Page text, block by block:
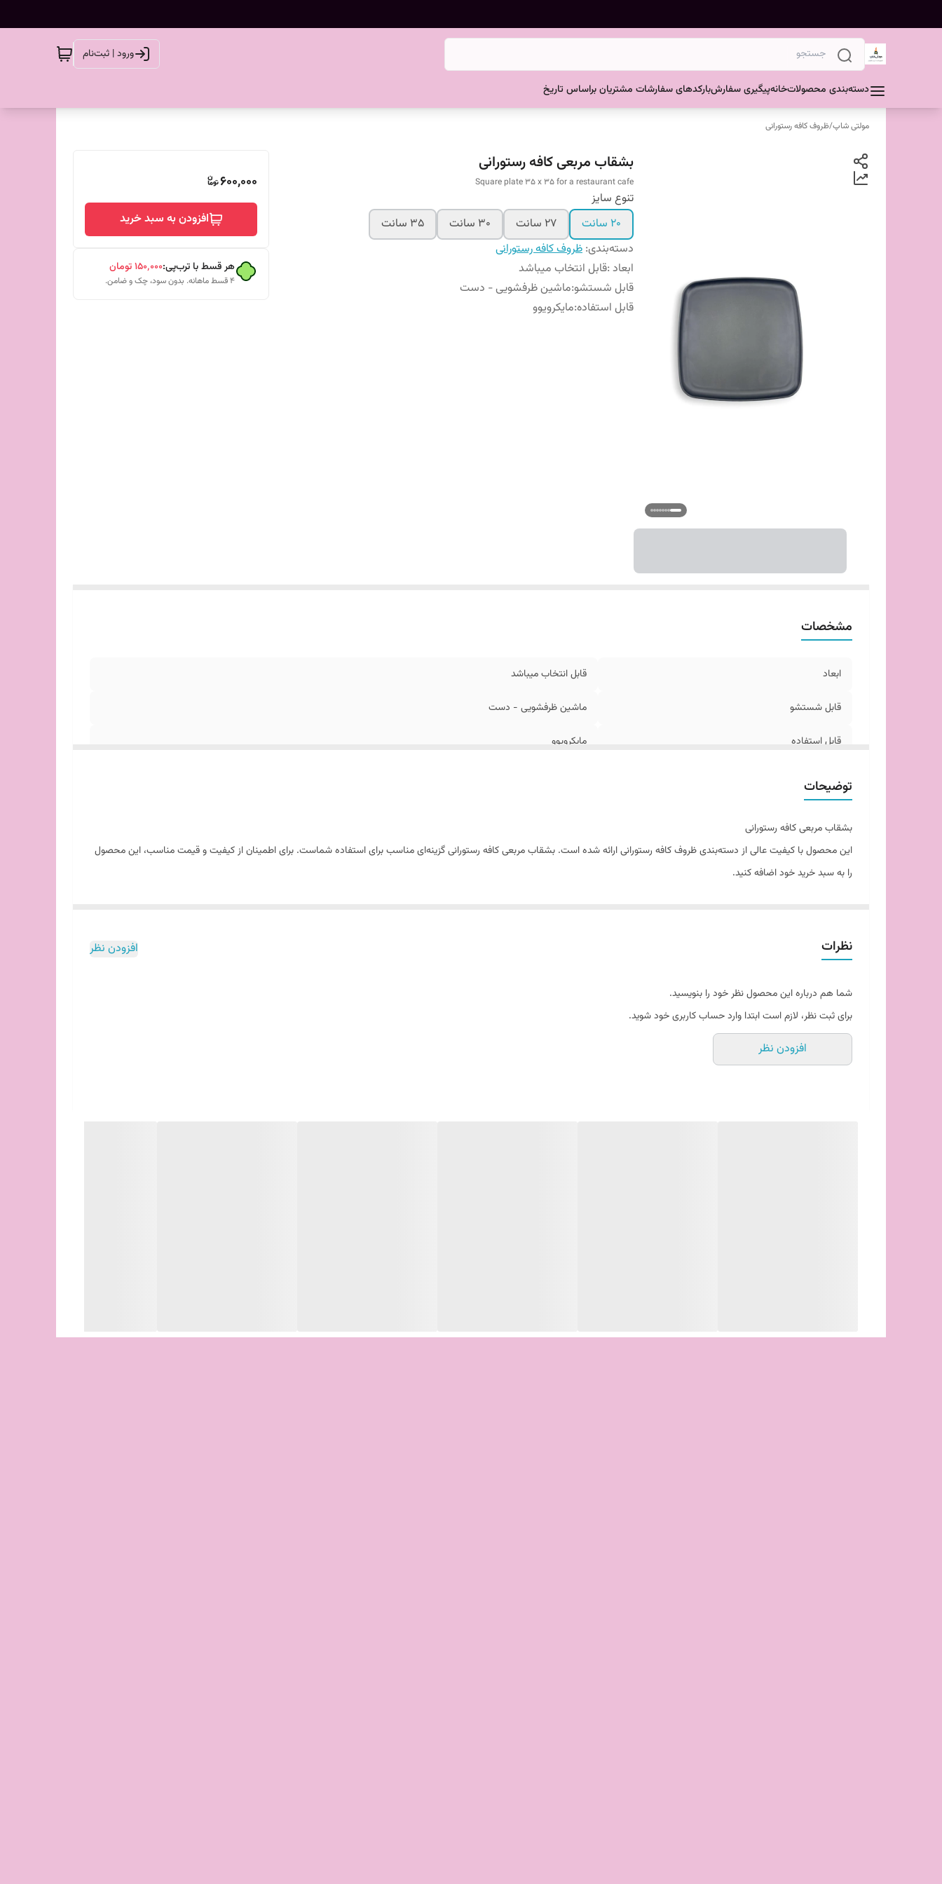
ورود | ثبت‌نام
دسته‌بندی محصولاتخانهپیگیری سفارشبارکدهای سفارشات مشتریان براساس تاریخ
مولتی شاپ/ظروف کافه رستورانی
بشقاب مربعی کافه رستورانی
Square plate 35 x 35 for a restaurant cafe
تنوع سایز
20 سانت
27 سانت 30 سانت
35 سانت
دسته‌بندی: ظروف کافه رستورانی
ابعاد :قابل انتخاب میباشد
قابل شستشو:ماشین ظرفشویی - دست
قابل استفاده:مایکرویوو
600,000
افزودن به سبد خرید
هر قسط با ترب‌پی:۱۵۰٬۰۰۰تومان
۴ قسط ماهانه. بدون سود، چک و ضامن.
مشخصات
ابعاد قابل انتخاب میباشد
قابل شستشو ماشین ظرفشویی - دست
قابل استفاده مایکرویوو
توضیحات
بشقاب مربعی کافه رستورانی
این محصول با کیفیت عالی از دسته‌بندی ظروف کافه رستورانی ارائه شده است. بشقاب مربعی کافه رستورانی گزینه‌ای مناسب برای استفاده شماست. برای اطمینان از کیفیت و قیمت مناسب، این محصول
را به سبد خرید خود اضافه کنید.
نظرات افزودن نظر
شما هم درباره این محصول نظر خود را بنویسید.
برای ثبت نظر، لازم است ابتدا وارد حساب کاربری خود شوید.
افزودن نظر